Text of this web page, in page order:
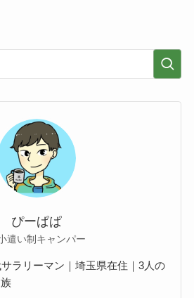
ぴーぱぱ
遣い制キャンパー
ラリーマン｜埼玉県在住｜3人の